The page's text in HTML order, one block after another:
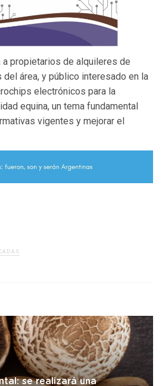
a propietarios de alquileres de
área, y público interesado en la
electrónicos para la
equina, un tema fundamental
vigentes y mejorar el
se realizará una